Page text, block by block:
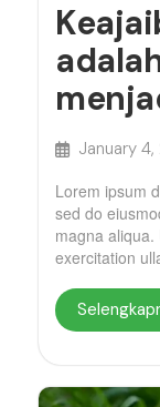
January
Lorem ipsum
sed do
magna
exercitation